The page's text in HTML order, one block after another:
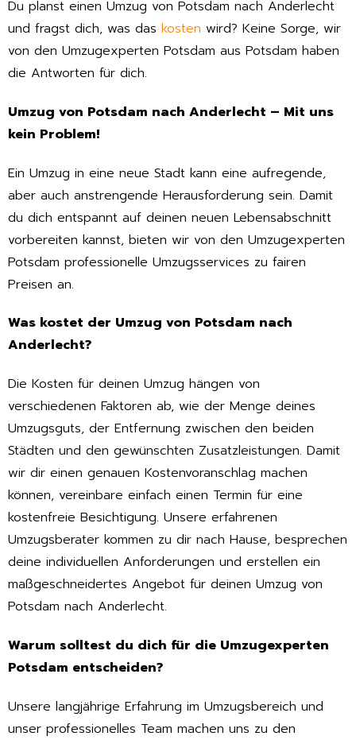
Du planst einen Umzug von Potsdam nach Anderlecht
und fragst dich, was das kosten wird? Keine Sorge, wir
von den Umzugexperten Potsdam aus Potsdam haben
die Antworten für dich.
Umzug von Potsdam nach Anderlecht – Mit uns
kein Problem!
Ein Umzug in eine neue Stadt kann eine aufregende,
aber auch anstrengende Herausforderung sein. Damit
du dich entspannt auf deinen neuen Lebensabschnitt
vorbereiten kannst, bieten wir von den Umzugexperten
Potsdam professionelle Umzugsservices zu fairen
Preisen an.
Was kostet der Umzug von Potsdam nach
Anderlecht?
Die Kosten für deinen Umzug hängen von
verschiedenen Faktoren ab, wie der Menge deines
Umzugsguts, der Entfernung zwischen den beiden
Städten und den gewünschten Zusatzleistungen. Damit
wir dir einen genauen Kostenvoranschlag machen
können, vereinbare einfach einen Termin für eine
kostenfreie Besichtigung. Unsere erfahrenen
Umzugsberater kommen zu dir nach Hause, besprechen
deine individuellen Anforderungen und erstellen ein
maßgeschneidertes Angebot für deinen Umzug von
Potsdam nach Anderlecht.
Warum solltest du dich für die Umzugexperten
Potsdam entscheiden?
Unsere langjährige Erfahrung im Umzugsbereich und
unser professionelles Team machen uns zu den